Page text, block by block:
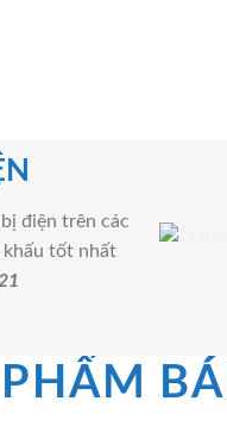
điện trên các
khấu tốt nhất